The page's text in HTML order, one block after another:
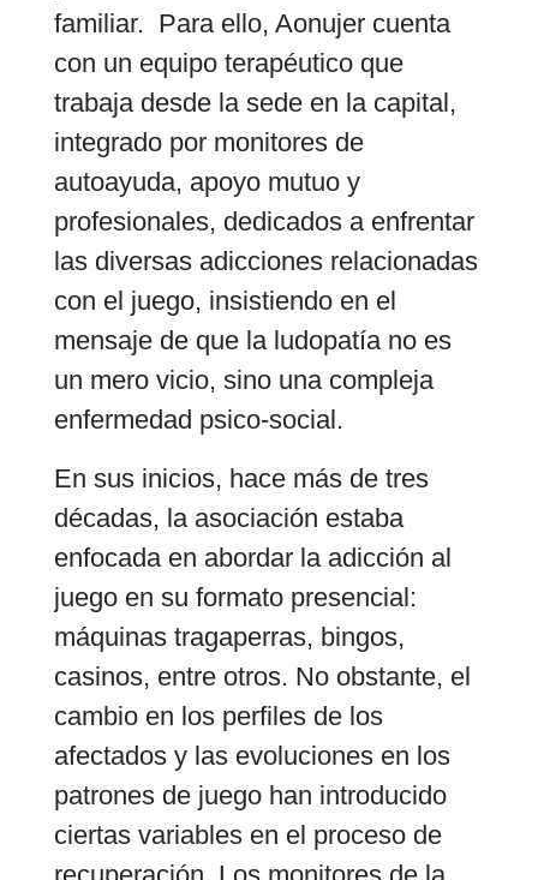
familiar. Para ello, Aonujer cuenta
con un equipo terapéutico que
trabaja desde la sede en la capital,
integrado por monitores de
autoayuda, apoyo mutuo y
profesionales, dedicados a enfrentar
las diversas adicciones relacionadas
con el juego, insistiendo en el
mensaje de que la ludopatía no es
un mero vicio, sino una compleja
enfermedad psico-social.
En sus inicios, hace más de tres
décadas, la asociación estaba
enfocada en abordar la adicción al
juego en su formato presencial:
máquinas tragaperras, bingos,
casinos, entre otros. No obstante, el
cambio en los perfiles de los
afectados y las evoluciones en los
patrones de juego han introducido
ciertas variables en el proceso de